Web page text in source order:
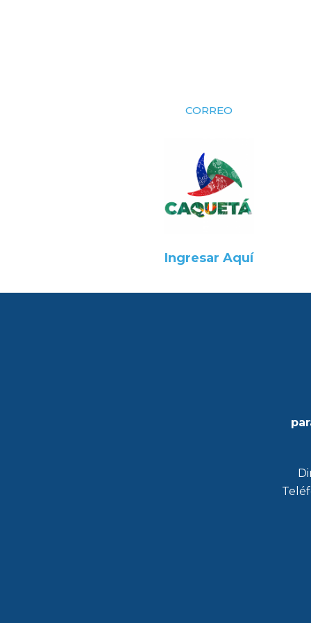
CORREO
Ingresar Aquí